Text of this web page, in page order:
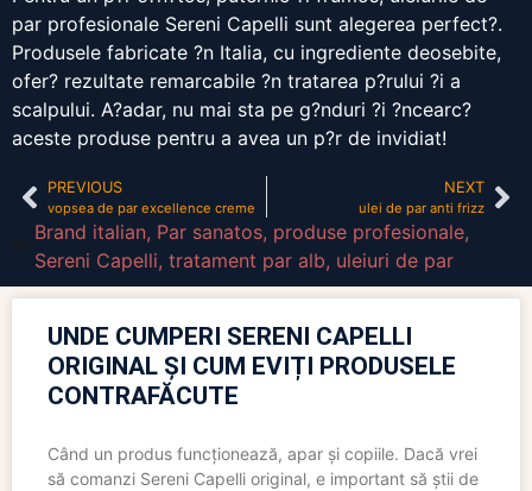
par profesionale Sereni Capelli sunt alegerea perfect?.
Produsele fabricate ?n Italia, cu ingrediente deosebite,
ofer? rezultate remarcabile ?n tratarea p?rului ?i a
scalpului. A?adar, nu mai sta pe g?nduri ?i ?ncearc?
aceste produse pentru a avea un p?r de invidiat!
PREVIOUS
vopsea de par excellence creme
NEXT
ulei de par anti frizz
Brand italian, Par sanatos, produse profesionale,
Sereni Capelli, tratament par alb, uleiuri de par
UNDE CUMPERI SERENI CAPELLI
ORIGINAL ȘI CUM EVIȚI PRODUSELE
CONTRAFĂCUTE
Când un produs funcționează, apar și copiile. Dacă vrei
să comanzi Sereni Capelli original, e important să știi de